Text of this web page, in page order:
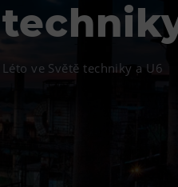
Léto ve Světě techniky a U6